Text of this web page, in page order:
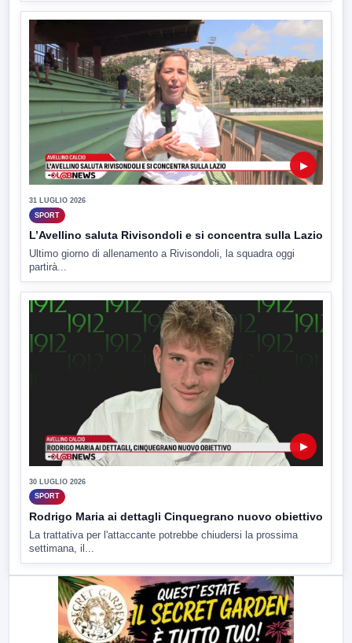
▶
31 LUGLIO 2026
SPORT
L’Avellino saluta Rivisondoli e si concentra sulla Lazio
Ultimo giorno di allenamento a Rivisondoli, la squadra oggi
partirà...
▶
30 LUGLIO 2026
SPORT
Rodrigo Maria ai dettagli Cinquegrano nuovo obiettivo
La trattativa per l'attaccante potrebbe chiudersi la prossima
settimana, il...